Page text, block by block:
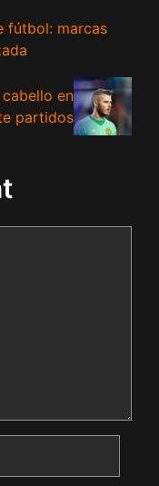
fútbol: marcas
en
partidos